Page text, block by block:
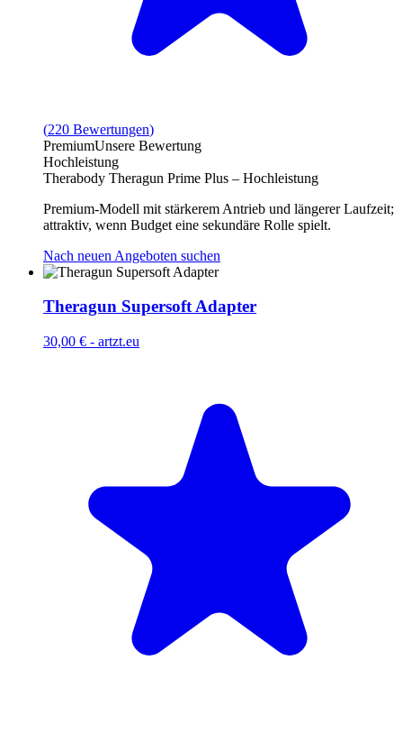
(220 Bewertungen)
PremiumUnsere Bewertung
Hochleistung
Therabody Theragun Prime Plus – Hochleistung
Premium-Modell mit stärkerem Antrieb und längerer Laufzeit;
attraktiv, wenn Budget eine sekundäre Rolle spielt.
Nach neuen Angeboten suchen
Theragun Supersoft Adapter
30,00 € - artzt.eu